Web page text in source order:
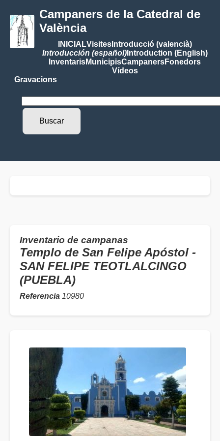
Campaners de la Catedral de
València
INICIALVisitesIntroducció (valencià)
Introducción (español)Introduction (English)
InventarisMunicipisCampanersFonedors
Vídeos
Gravacions
Inventario de campanas
Templo de San Felipe Apóstol -
SAN FELIPE TEOTLALCINGO
(PUEBLA)
Referencia 10980